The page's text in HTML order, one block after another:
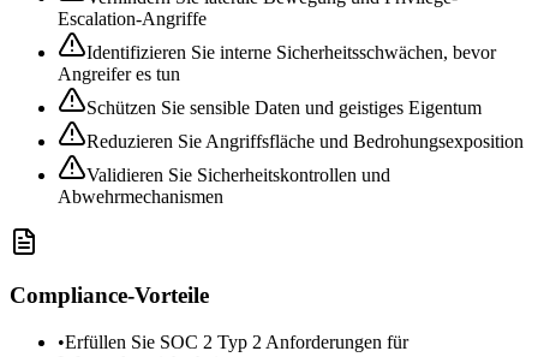
Escalation-Angriffe
Identifizieren Sie interne Sicherheitsschwächen, bevor
Angreifer es tun
Schützen Sie sensible Daten und geistiges Eigentum
Reduzieren Sie Angriffsfläche und Bedrohungsexposition
Validieren Sie Sicherheitskontrollen und
Abwehrmechanismen
Compliance-Vorteile
•Erfüllen Sie SOC 2 Typ 2 Anforderungen für